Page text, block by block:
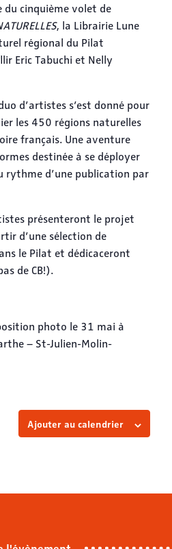
du cinquième volet de
, la Librairie Lune
régional du Pilat
Eric Tabuchi et Nelly
d’artistes s’est donné pour
les 450 régions naturelles
français. Une aventure
destinée à se déployer
rythme d’une publication par
présenteront le projet
d’une sélection de
le Pilat et dédicaceront
de CB!).
photo le 31 mai à
– St-Julien-Molin-
Ajouter au calendrier